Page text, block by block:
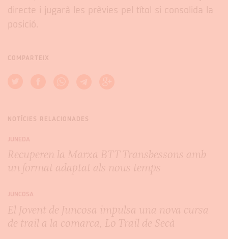
directe i jugarà les prèvies pel títol si consolida la
posició.
COMPARTEIX
NOTÍCIES RELACIONADES
JUNEDA
Recuperen la Marxa BTT Transbessons amb
un format adaptat als nous temps
JUNCOSA
El Jovent de Juncosa impulsa una nova cursa
de trail a la comarca, Lo Trail de Secà